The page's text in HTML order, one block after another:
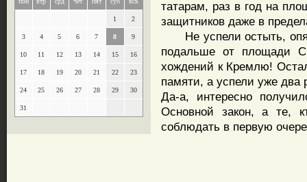
1 2
3 4 5 6 7 8 9
10 11 12 13 14 15 16
17 18 19 20 21 22 23
24 25 26 27 28 29 30
31
татарам, раз в год на
защитников даже в
Не успели остыть,
подальше от площади
хождений к Кремлю!
памяти, а успели уже два
Да-а, интересно
Основной закон, а те,
соблюдать в первую